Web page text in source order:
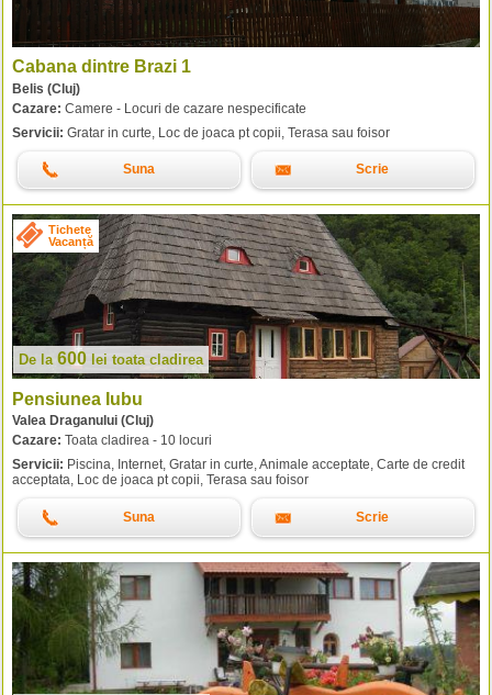
Cabana dintre Brazi 1
Belis (Cluj)
Cazare: Camere - Locuri de cazare nespecificate
Servicii: Gratar in curte, Loc de joaca pt copii, Terasa sau foisor
Suna Scrie
Tichete
Vacanță
De la 600 lei toata cladirea
Pensiunea Iubu
Valea Draganului (Cluj)
Cazare: Toata cladirea - 10 locuri
Servicii: Piscina, Internet, Gratar in curte, Animale acceptate, Carte de credit
acceptata, Loc de joaca pt copii, Terasa sau foisor
Suna Scrie